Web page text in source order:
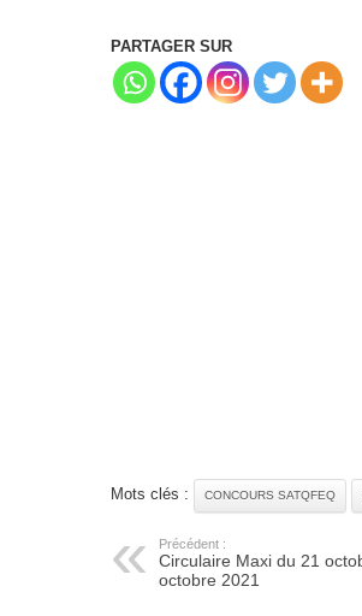
PARTAGER SUR
Mots clés : CONCOURS SATQFEQ
Précédent :
Circulaire Maxi du 21
octobre 2021